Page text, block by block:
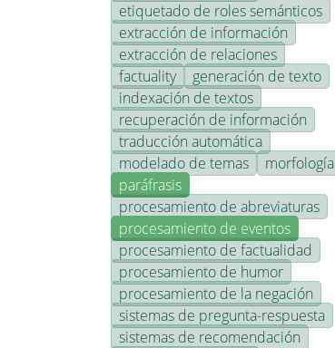
etiquetado de roles semánticos
extracción de información
extracción de relaciones
factuality
generación de texto
indexación de textos
recuperación de información
traducción automática
modelado de temas
morfología
paráfrasis
procesamiento de abreviaturas
procesamiento de eventos
procesamiento de factualidad
procesamiento de humor
procesamiento de la negación
sistemas de pregunta-respuesta
sistemas de recomendación